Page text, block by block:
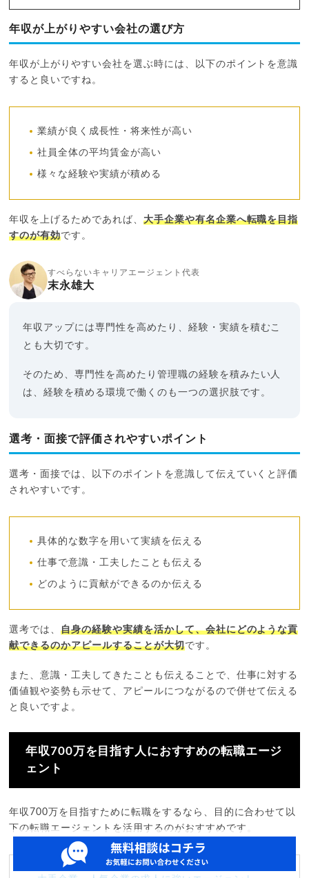
年収が上がりやすい会社の選び方
年収が上がりやすい会社を選ぶ時には、以下のポイントを意識
すると良いですね。
業績が良く成長性・将来性が高い
社員全体の平均賃金が高い
様々な経験や実績が積める
年収を上げるためであれば、 大手企業や有名企業へ転職を目指
すのが有効です。
すべらないキャリアエージェント代表
末永雄大
年収アップには専門性を高めたり、経験・実績を積むこ
とも大切です。
そのため、専門性を高めたり管理職の経験を積みたい人
は、経験を積める環境で働くのも一つの選択肢です。
選考・面接で評価されやすいポイント
選考・面接では、以下のポイントを意識して伝えていくと評価
されやすいです。
具体的な数字を用いて実績を伝える
仕事で意識・工夫したことも伝える
どのように貢献ができるのか伝える
選考では、自身の経験や実績を活かして、会社にどのような貢
献できるのかアピールすることが大切です。
また、意識・工夫してきたことも伝えることで、仕事に対する
価値観や姿勢も示せて、アピールにつながるので併せて伝える
と良いですよ。
年収700万を目指す人におすすめの転職エージ
ェント
年収700万を目指すために転職をするなら、目的に合わせて以
下の転職エージェントを活用するのがおすすめです。